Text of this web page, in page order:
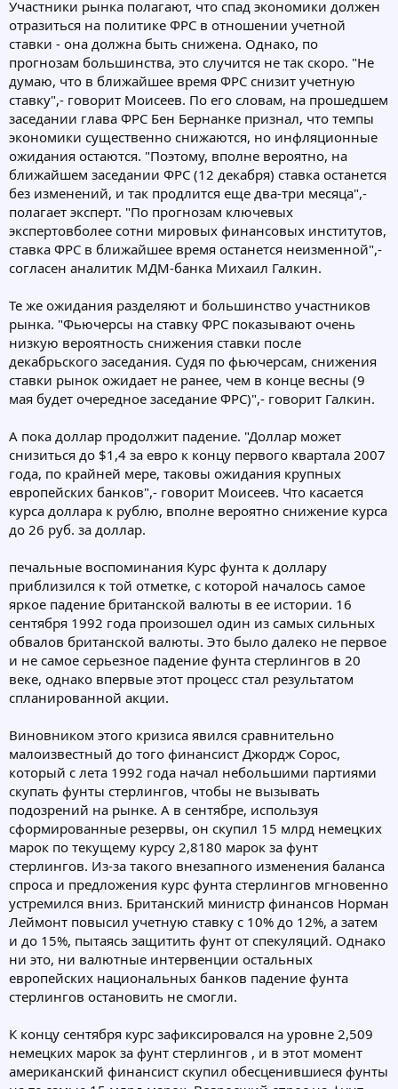
Участники рынка полагают, что спад экономики должен
отразиться на политике ФРС в отношении учетной
ставки - она должна быть снижена. Однако, по
прогнозам большинства, это случится не так скоро. "Не
думаю, что в ближайшее время ФРС снизит учетную
ставку",- говорит Моисеев. По его словам, на прошедшем
заседании глава ФРС Бен Бернанке признал, что темпы
экономики существенно снижаются, но инфляционные
ожидания остаются. "Поэтому, вполне вероятно, на
ближайшем заседании ФРС (12 декабря) ставка останется
без изменений, и так продлится еще два-три месяца",-
полагает эксперт. "По прогнозам ключевых
экспертовболее сотни мировых финансовых институтов,
ставка ФРС в ближайшее время останется неизменной",-
согласен аналитик МДМ-банка Михаил Галкин.
Те же ожидания разделяют и большинство участников
рынка. "Фьючерсы на ставку ФРС показывают очень
низкую вероятность снижения ставки после
декабрьского заседания. Судя по фьючерсам, снижения
ставки рынок ожидает не ранее, чем в конце весны (9
мая будет очередное заседание ФРС)",- говорит Галкин.
А пока доллар продолжит падение. "Доллар может
снизиться до $1,4 за евро к концу первого квартала 2007
года, по крайней мере, таковы ожидания крупных
европейских банков",- говорит Моисеев. Что касается
курса доллара к рублю, вполне вероятно снижение курса
до 26 руб. за доллар.
печальные воспоминания Курс фунта к доллару
приблизился к той отметке, с которой началось самое
яркое падение британской валюты в ее истории. 16
сентября 1992 года произошел один из самых сильных
обвалов британской валюты. Это было далеко не первое
и не самое серьезное падение фунта стерлингов в 20
веке, однако впервые этот процесс стал результатом
спланированной акции.
Виновником этого кризиса явился сравнительно
малоизвестный до того финансист Джордж Сорос,
который с лета 1992 года начал небольшими партиями
скупать фунты стерлингов, чтобы не вызывать
подозрений на рынке. А в сентябре, используя
сформированные резервы, он скупил 15 млрд немецких
марок по текущему курсу 2,8180 марок за фунт
стерлингов. Из-за такого внезапного изменения баланса
спроса и предложения курс фунта стерлингов мгновенно
устремился вниз. Британский министр финансов Норман
Леймонт повысил учетную ставку с 10% до 12%, а затем
и до 15%, пытаясь защитить фунт от спекуляций. Однако
ни это, ни валютные интервенции остальных
европейских национальных банков падение фунта
стерлингов остановить не смогли.
К концу сентября курс зафиксировался на уровне 2,509
немецких марок за фунт стерлингов , и в этот момент
американский финансист скупил обесценившиеся фунты